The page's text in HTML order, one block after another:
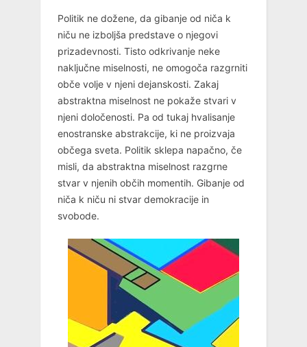
Politik ne dožene, da gibanje od niča k
niču ne izboljša predstave o njegovi
prizadevnosti. Tisto odkrivanje neke
naključne miselnosti, ne omogoča razgrniti
obče volje v njeni dejanskosti. Zakaj
abstraktna miselnost ne pokaže stvari v
njeni določenosti. Pa od tukaj hvalisanje
enostranske abstrakcije, ki ne proizvaja
občega sveta. Politik sklepa napačno, če
misli, da abstraktna miselnost razgrne
stvar v njenih občih momentih. Gibanje od
niča k niču ni stvar demokracije in
svobode.